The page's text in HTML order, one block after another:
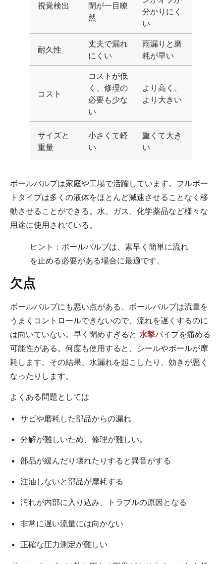
視覚検出
閉が一目瞭
然
分かりにく
い
耐久性
丈夫で漏れ
にくい
雨漏りと磨
耗が早い
コスト
コストが低
く、修理の
必要も少な
い
より高く、
より大きい
サイズと
重量
小さくて軽
い
重くて大き
い
ボールバルブは家庭や工場で活躍しています。フルポー
トタイプは多くの液体をほとんど減速させることなく移
動させることができる。水、ガス、化学薬品など様々な
用途に使用されている。
ヒント：ボールバルブは、素早く簡単に流れ
を止める必要がある場合に最適です。
欠点
ボールバルブにも悪い点がある。ボールバルブは流量を
うまくコントロールできないので、流れを遅くするのに
は向いていない。早く閉めすぎると 水撃パイプを痛める
可能性がある。何度も使用すると、シールやボールが摩
耗します。その結果、水漏れを起こしたり、効きが悪く
なったりします。
よくある問題としては
サビや磨耗した部品からの漏れ
分解が難しいため、修理が難しい。
部品が緩んだり壊れたりすると異音がする
注油しないと部品が摩耗する
汚れが内部に入り込み、トラブルの原因となる
非常に遅い流量には向かない
正確な圧力測定が難しい